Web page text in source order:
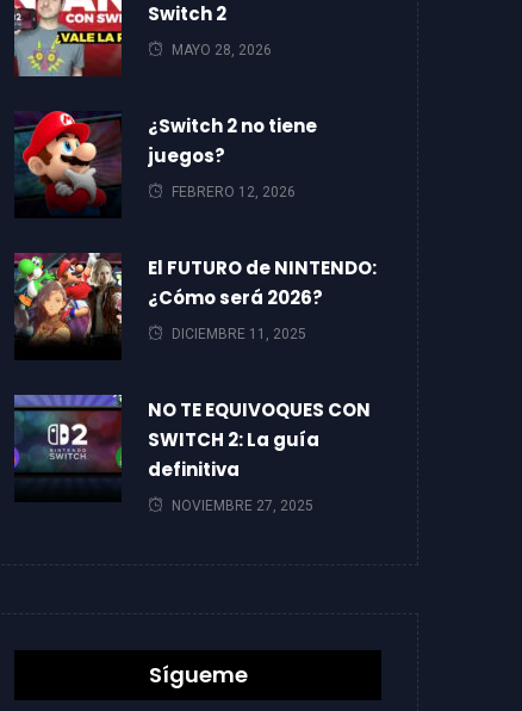
Switch 2
MAYO 28, 2026
¿Switch 2 no tiene
juegos?
FEBRERO 12, 2026
El FUTURO de NINTENDO:
¿Cómo será 2026?
DICIEMBRE 11, 2025
NO TE EQUIVOQUES CON
SWITCH 2: La guía
definitiva
NOVIEMBRE 27, 2025
Sígueme